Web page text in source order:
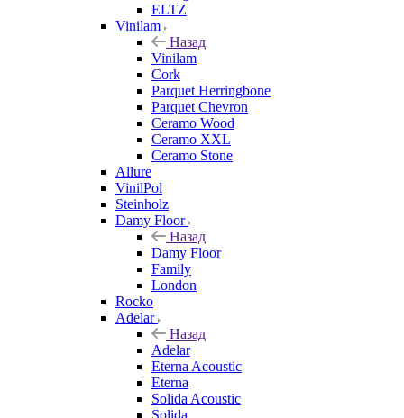
ELTZ
Vinilam
Назад
Vinilam
Cork
Parquet Herringbone
Parquet Chevron
Ceramo Wood
Ceramo XXL
Ceramo Stone
Allure
VinilPol
Steinholz
Damy Floor
Назад
Damy Floor
Family
London
Rocko
Adelar
Назад
Adelar
Eterna Acoustic
Eterna
Solida Acoustic
Solida